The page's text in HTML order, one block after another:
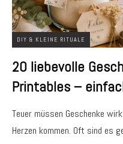
DIY & KLEINE RITUALE
20 liebevolle
Printables –
Teuer müssen Geschenke
Herzen kommen. Oft sind es